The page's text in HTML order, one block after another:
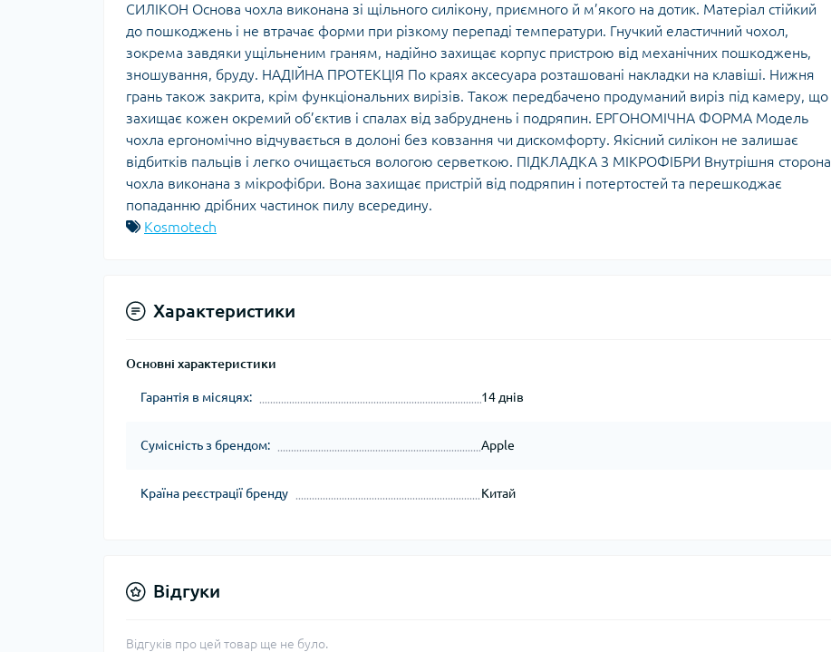
СИЛІКОН Основа чохла виконана зі щільного силікону, приємного й м’якого на дотик. Матеріал стійкий
до пошкоджень і не втрачає форми при різкому перепаді температури. Гнучкий еластичний чохол,
зокрема завдяки ущільненим граням, надійно захищає корпус пристрою від механічних пошкоджень,
зношування, бруду. НАДІЙНА ПРОТЕКЦІЯ По краях аксесуара розташовані накладки на клавіші. Нижня
грань також закрита, крім функціональних вирізів. Також передбачено продуманий виріз під камеру, що
захищає кожен окремий об’єктив і спалах від забруднень і подряпин. ЕРГОНОМІЧНА ФОРМА Модель
чохла ергономічно відчувається в долоні без ковзання чи дискомфорту. Якісний силікон не залишає
відбитків пальців і легко очищається вологою серветкою. ПІДКЛАДКА З МІКРОФІБРИ Внутрішня сторона
чохла виконана з мікрофібри. Вона захищає пристрій від подряпин і потертостей та перешкоджає
попаданню дрібних частинок пилу всередину.
Kosmotech
Характеристики
Основні характеристики
Гарантія в місяцях: 14 днів
Сумісність з брендом: Apple
Країна реєстрації бренду Китай
Відгуки
Відгуків про цей товар ще не було.